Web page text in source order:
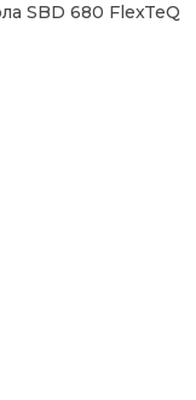
SBD 680 FlexTeQ